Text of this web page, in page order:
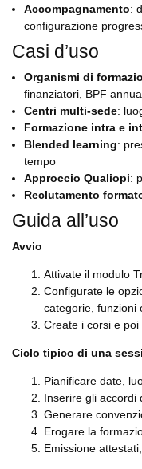
Accompagnamento:
configurazione
Casi d’uso
Organismi di
finanziatori, BPF
Centri multi-sede:
Formazione intra e
Blended learning:
tempo
Approccio Qualiopi:
Reclutamento
Guida all’uso
Avvio
Attivate il modulo
Configurate le
categorie, funzioni
Create i corsi e
Ciclo tipico di una
Pianificare date,
Inserire gli accordi
Generare
Erogare la
Emissione